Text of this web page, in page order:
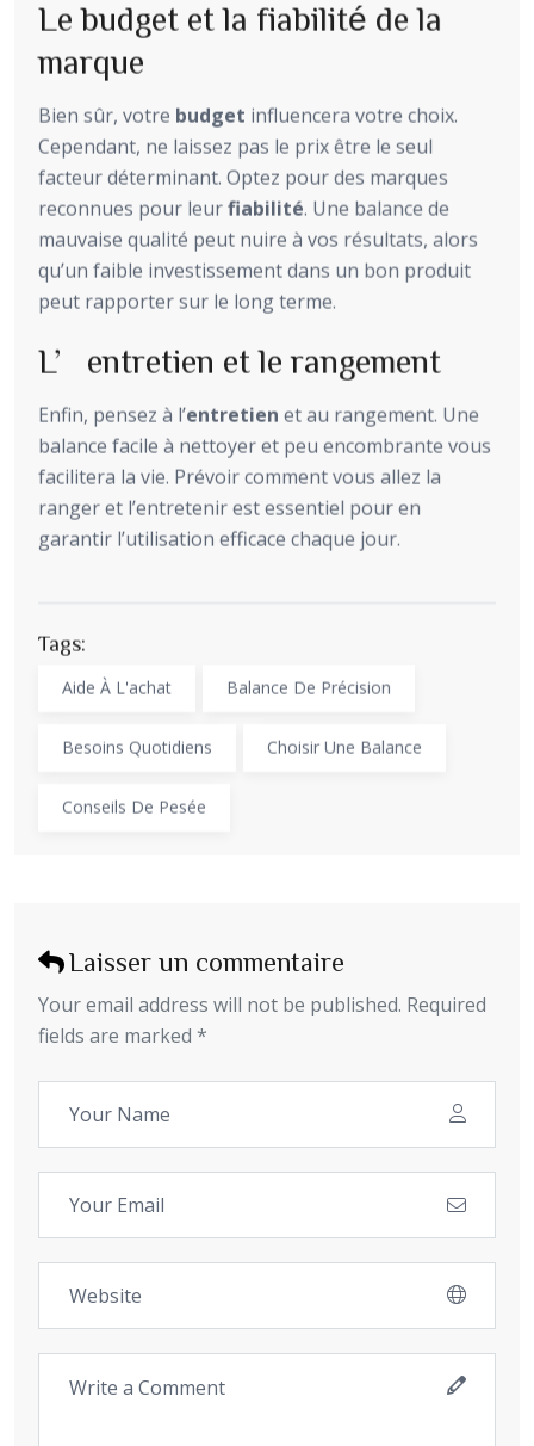
Le budget et la fiabilité de la
marque
Bien sûr, votre budget influencera votre choix.
Cependant, ne laissez pas le prix être le seul
facteur déterminant. Optez pour des marques
reconnues pour leurfiabilité. Une balance de
mauvaise qualité peut nuire à vos résultats, alors
qu’un faible investissement dans un bon produit
peut rapporter sur le long terme.
L’entretien et le rangement
Enfin, pensez à l’entretien et au rangement. Une
balance facile à nettoyer et peu encombrante vous
facilitera la vie. Prévoir comment vous allez la
ranger et l’entretenir est essentiel pour en
garantir l’utilisation efficace chaque jour.
Tags:
Aide À L'achat Balance De Précision
Besoins Quotidiens Choisir Une Balance
Conseils De Pesée
Laisser un commentaire
Your email address will not be published. Required
fields are marked *